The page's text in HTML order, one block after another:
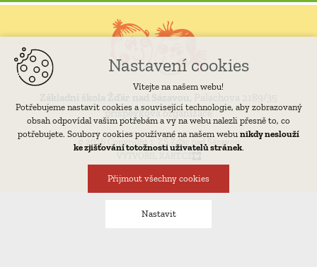
příspěvková organizace
© 2026 Copyright 1. ZŠ Žďár nad Sázavou
Nastavení cookies
Vítejte na našem webu!
Potřebujeme nastavit cookies a související technologie, aby zobrazovaný
obsah odpovídal vašim potřebám a vy na webu nalezli přesně to, co
potřebujete. Soubory cookies používané na našem webu nikdy neslouží
ke zjišťování totožnosti uživatelů stránek.
Přijmout všechny cookies
Nastavit